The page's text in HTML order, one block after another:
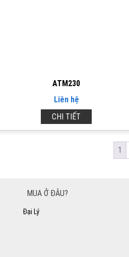
ATM230
Liên hệ
CHI TIẾT
1
MUA Ở ĐÂU?
Đại Lý